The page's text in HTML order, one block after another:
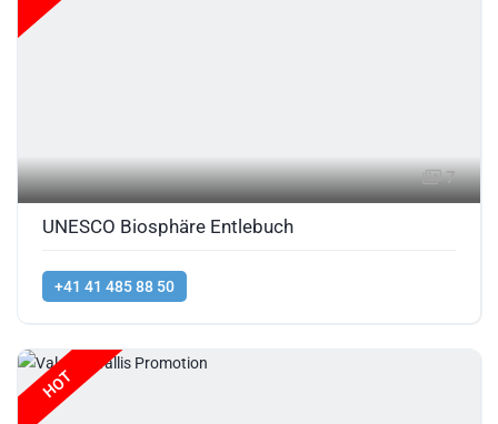
7
UNESCO Biosphäre Entlebuch
+41 41 485 88 50
HOT